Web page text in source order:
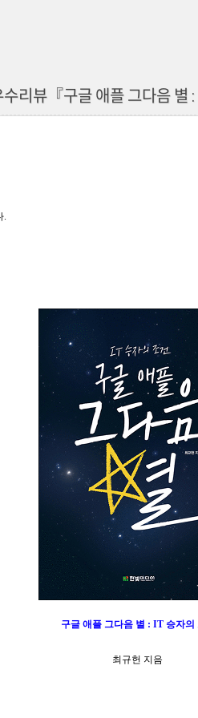
수리뷰『구글 애플 그다음 별
.
구글 애플 그다음 별 : IT 승자의
최규헌 지음